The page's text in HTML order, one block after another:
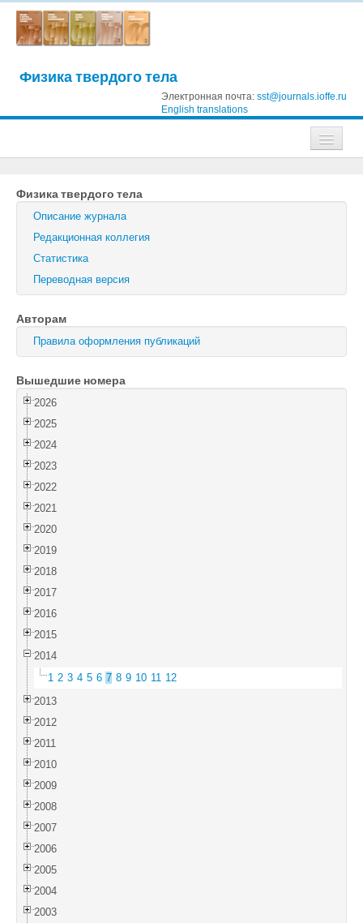
Физика твердого тела
Электронная почта: sst@journals.ioffe.ru
English translations
Журнал технической физики
Письма в Журнал технической физики
Физика твердого тела
Физика и техника полупроводников
Оптика и спектроскопия
Поиск
Войти
Физика твердого тела
Описание журнала
Редакционная коллегия
Статистика
Переводная версия
Авторам
Правила оформления публикаций
Вышедшие номера
2026
2025
2024
2023
2022
2021
2020
2019
2018
2017
2016
2015
2014
1 2 3 4 5 6 7 8 9 10 11 12
2013
2012
2011
2010
2009
2008
2007
2006
2005
2004
2003